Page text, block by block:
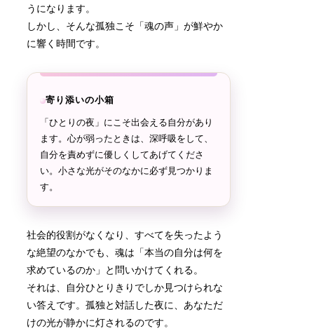
うになります。
しかし、そんな孤独こそ「魂の声」が鮮やか
に響く時間です。
寄り添いの小箱
「ひとりの夜」にこそ出会える自分があり
ます。心が弱ったときは、深呼吸をして、
自分を責めずに優しくしてあげてくださ
い。小さな光がそのなかに必ず見つかりま
す。
社会的役割がなくなり、すべてを失ったよう
な絶望のなかでも、魂は「本当の自分は何を
求めているのか」と問いかけてくれる。
それは、自分ひとりきりでしか見つけられな
い答えです。孤独と対話した夜に、あなただ
けの光が静かに灯されるのです。